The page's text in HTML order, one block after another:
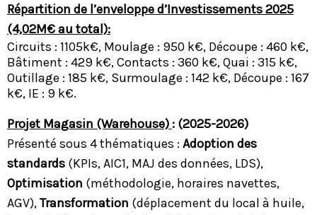
Répartition de l’enveloppe d’Investissements 2025
(4,02M€ au total):
Circuits : 1105k€, Moulage : 950 k€, Découpe : 460 k€,
Bâtiment : 429 k€, Contacts : 360 k€, Quai : 315 k€,
Outillage : 185 k€, Surmoulage : 142 k€, Découpe : 167
k€, IE : 9 k€.
Projet Magasin (Warehouse) : (2025-2026)
Présenté sous 4 thématiques : Adoption des
standards (KPIs, AIC1, MAJ des données, LDS),
Optimisation (méthodologie, horaires navettes,
AGV),Transformation (déplacement du local à huile,